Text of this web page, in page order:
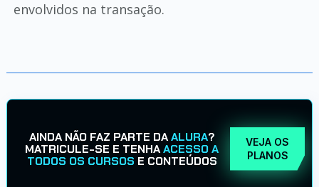
envolvidos na transação.
AINDA NÃO FAZ PARTE DAALURA?
MATRICULE-SE E TENHAACESSO A
TODOS OS CURSOS E CONTEÚDOS
VEJA OS
PLANOS